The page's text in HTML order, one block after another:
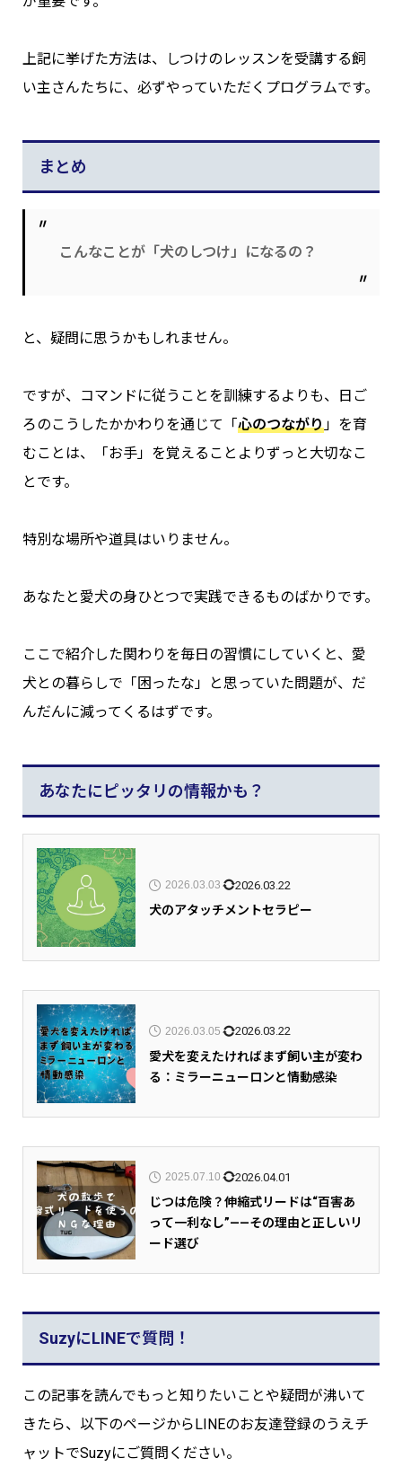
上記に挙げた方法は、しつけのレッスンを受講する飼
い主さんたちに、必ずやっていただくプログラムです。
まとめ
こんなことが「犬のしつけ」になるの？
と、疑問に思うかもしれません。
ですが、コマンドに従うことを訓練するよりも、日ご
ろのこうしたかかわりを通じて「 心のつながり」を育
むことは、「お手」を覚えることよりずっと大切なこ
とです。
特別な場所や道具はいりません。
あなたと愛犬の身ひとつで実践できるものばかりです。
ここで紹介した関わりを毎日の習慣にしていくと、愛
犬との暮らしで「困ったな」と思っていた問題が、だ
んだんに減ってくるはずです。
あなたにピッタリの情報かも？
2026.03.03 2026.03.22
犬のアタッチメントセラピー
2026.03.05 2026.03.22
愛犬を変えたければまず飼い主が変わ
る：ミラーニューロンと情動感染
2025.07.10 2026.04.01
じつは危険？伸縮式リードは“百害あ
って一利なし”——その理由と正しいリ
ード選び
SuzyにLINEで質問！
この記事を読んでもっと知りたいことや疑問が沸いて
きたら、以下のページからLINEのお友達登録のうえチ
ャットでSuzyにご質問ください。